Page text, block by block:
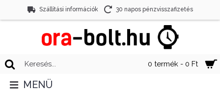
Szállítási információk 30 napos pénzvisszafizetés
0 termék - 0 Ft
MENÜ